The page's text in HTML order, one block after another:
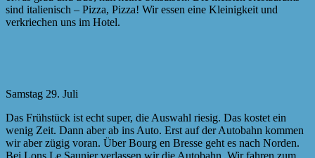
sind italienisch – Pizza, Pizza! Wir essen eine Kleinigkeit und
verkriechen uns im Hotel.
Samstag 29. Juli
Das Frühstück ist echt super, die Auswahl riesig. Das kostet ein
wenig Zeit. Dann aber ab ins Auto. Erst auf der Autobahn kommen
wir aber zügig voran. Über Bourg en Bresse geht es nach Norden.
Bei Lons Le Saunier verlassen wir die Autobahn. Wir fahren zum